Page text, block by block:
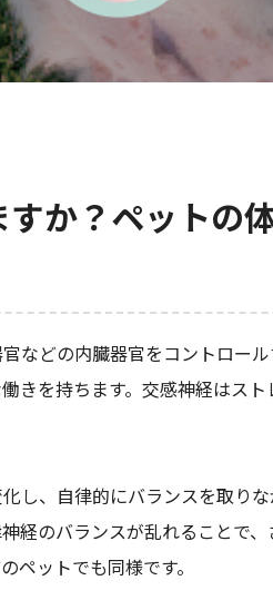
か？ペットの
などの内臓器官をコントロー
きを持ちます。交感神経はス
し、自律的にバランスを取り
経のバランスが乱れることで
ペットでも同様です。